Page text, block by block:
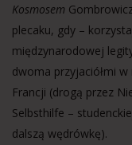
Kosmosem
plecaku, gdy –
międzynarodowej
dwoma przyjaciółmi
Francji (drogą przez
Selbsthilfe –
dalszą wędrówkę).